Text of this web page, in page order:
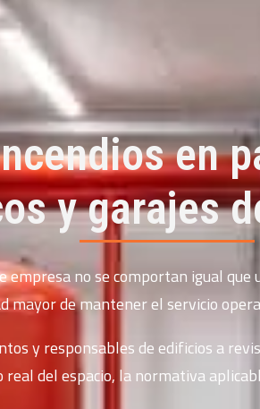
en
y garajes
no se comportan igual
mayor de mantener el servicio
y responsables de edificios a
real del espacio, la normativa